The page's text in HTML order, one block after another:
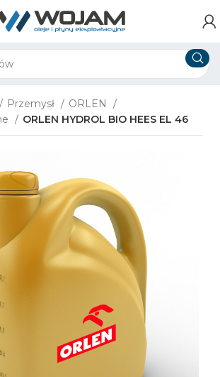
Przemysł
ORLEN
​ORLEN HYDROL BIO HEES EL 46